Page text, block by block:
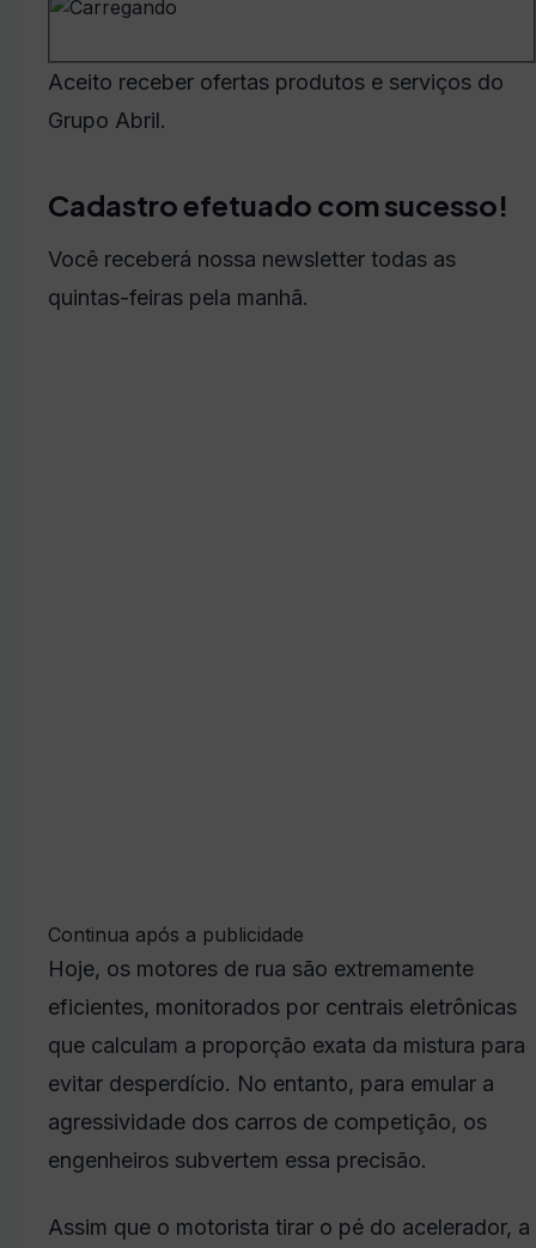
Aceito receber ofertas produtos e serviços do
Grupo Abril.
Cadastro efetuado com sucesso!
Você receberá nossa newsletter todas as
quintas-feiras pela manhã.
Continua após a publicidade
Hoje, os motores de rua são extremamente
eficientes, monitorados por centrais eletrônicas
que calculam a proporção exata da mistura para
evitar desperdício. No entanto, para emular a
agressividade dos carros de competição, os
engenheiros subvertem essa precisão.
Assim que o motorista tirar o pé do acelerador, a